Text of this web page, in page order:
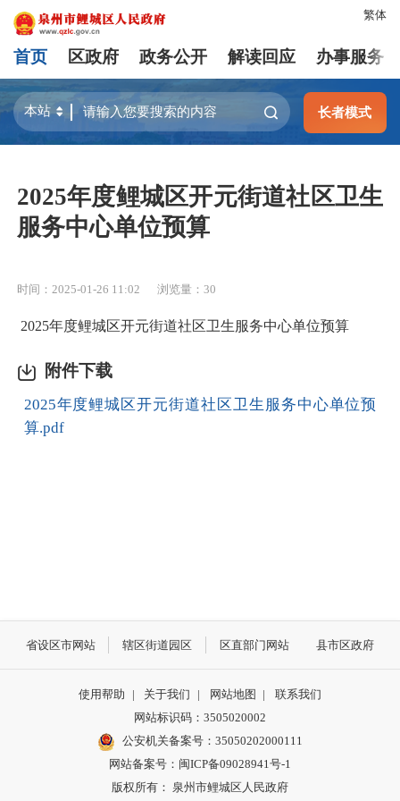
繁体
首页 区政府 政务公开 解读回应 办事服务
长者模式
2025年度鲤城区开元街道社区卫生
服务中心单位预算
时间：2025-01-26 11:02 浏览量： 30
2025年度鲤城区开元街道社区卫生服务中心单位预算
附件下载
2025年度鲤城区开元街道社区卫生服务中心单位预
算.pdf
省设区市网站 辖区街道园区 区直部门网站 县市区政府
使用帮助 | 关于我们 | 网站地图 |
联系我们
网站标识码：3505020002
公安机关备案号：35050202000111
网站备案号：闽ICP备09028941号-1
版权所有： 泉州市鲤城区人民政府